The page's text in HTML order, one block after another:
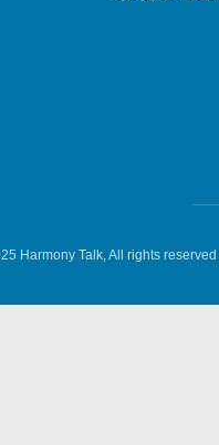
Harmony Talk, All rights reserved.